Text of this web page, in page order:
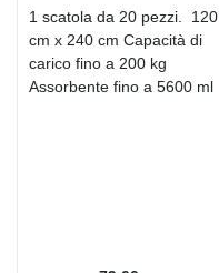
1 scatola da 20 pezzi. 120
cm x 240 cm Capacità di
carico fino a 200 kg
Assorbente fino a 5600 ml